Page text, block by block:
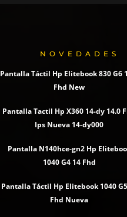
NOVEDADES
Pantalla Táctil Hp Elitebook 830 G6
Fhd New
Pantalla Tactil Hp X360 14-dy 14.0
Ips Nueva 14-dy000
Pantalla N140hce-gn2 Hp
1040 G4 14 Fhd
Pantalla Táctil Hp Elitebook 1040
Fhd Nueva